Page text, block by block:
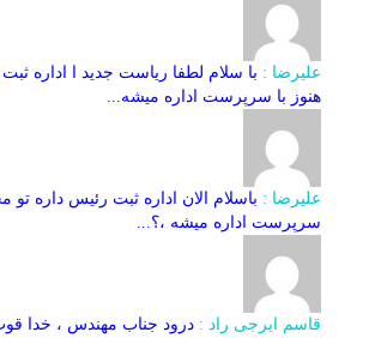
علیرضا : با سلام لطفا ریاست جدید ا اداره
هنوز با سرپرست اداره‌ میشه...
علیرضا : باسلام الان اداره ثبت رئیس داره تو
سرپرست اداره میشه ،؟...
قاسم ایرجی راد : درود جناب مهندس ، خدا